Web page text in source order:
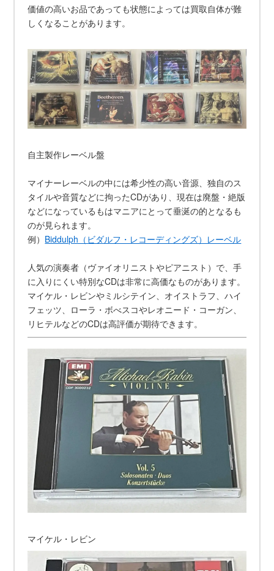
価値の高いお品であっても状態によっては買取自体が難
しくなることがあります。
自主製作レーベル盤
マイナーレーベルの中には希少性の高い音源、独自のス
タイルや音質などに拘ったCDがあり、現在は廃盤・絶版
などになっているもはマニアにとって垂涎の的となるも
のが見られます。
例） Biddulph（ビダルフ・レコーディングズ）レーベル
人気の演奏者（ヴァイオリニストやピアニスト）で、手
に入りにくい特別なCDは非常に高価なものがあります。
マイケル・レビンやミルシテイン、オイストラフ、ハイ
フェッツ、ローラ・ボべスコやレオニード・コーガン、
リヒテルなどのCDは高評価が期待できます。
マイケル・レビン